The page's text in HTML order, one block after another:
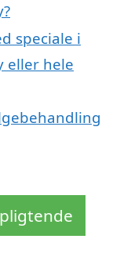
speciale i
eller hele